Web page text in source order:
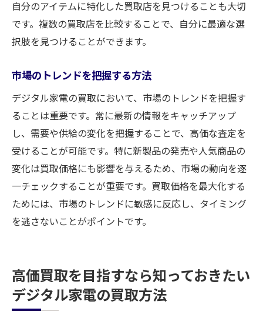
自分のアイテムに特化した買取店を見つけることも大切
です。複数の買取店を比較することで、自分に最適な選
択肢を見つけることができます。
市場のトレンドを把握する方法
デジタル家電の買取において、市場のトレンドを把握す
ることは重要です。常に最新の情報をキャッチアップ
し、需要や供給の変化を把握することで、高価な査定を
受けることが可能です。特に新製品の発売や人気商品の
変化は買取価格にも影響を与えるため、市場の動向を逐
一チェックすることが重要です。買取価格を最大化する
ためには、市場のトレンドに敏感に反応し、タイミング
を逃さないことがポイントです。
高価買取を目指すなら知っておきたい
デジタル家電の買取方法